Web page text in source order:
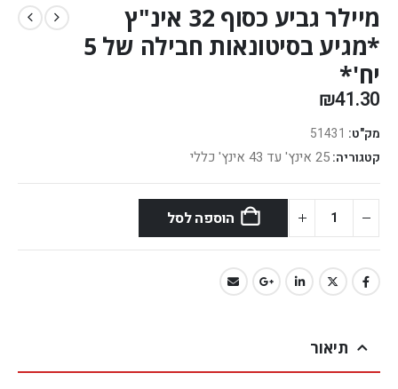
מיילר גביע כסוף 32 אינ"ץ
*מגיע בסיטונאות חבילה של 5
יח'*
₪41.30
מק"ט: 51431
קטגוריה: 25 אינץ' עד 43 אינץ' כללי
הוספה לסל
תיאור